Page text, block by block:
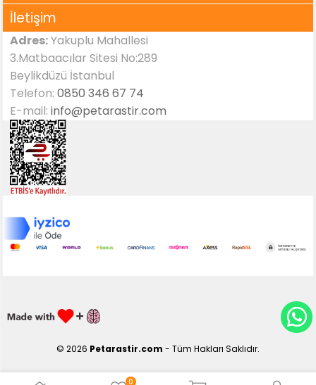
İletişim
Adres:Yakuplu Mahallesi
3.Matbaacılar Sitesi No:289
Beylikdüzü İstanbul
Telefon:0850 346 67 74
E-mail:info@petarastir.com
© 2026 Petarastir.com - Tüm Hakları Saklıdır.
0